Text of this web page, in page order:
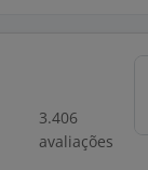
3.406
avaliações